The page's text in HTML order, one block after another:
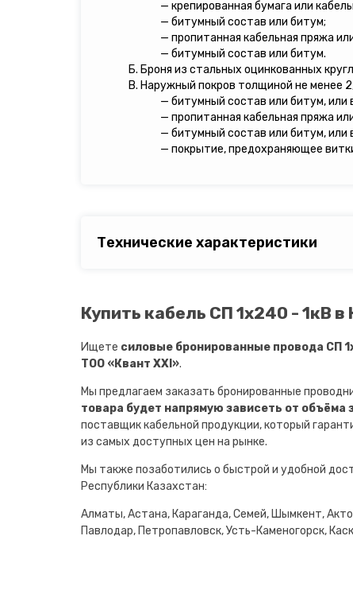
— крепированная бумага или
— битумный состав или битум;
— пропитанная кабельная пряжа
— битумный состав или битум.
Б. Броня из стальных оцинкованных
В. Наружный покров толщиной не менее
— битумный состав или битум, или
— пропитанная кабельная пряжа
— битумный состав или битум, или
— покрытие, предохраняющее
Технические характеристики
Купить кабель СП 1х240 - 1кВ в
Ищете силовые бронированные провода СП
ТОО «Квант XXI».
Мы предлагаем заказать бронированные
товара будет напрямую зависеть от объёма
поставщик кабельной продукции, который
из самых доступных цен на рынке.
Мы также позаботились о быстрой и удобной
Республики Казахстан:
Алматы, Астана, Караганда, Семей, Шымкент,
Павлодар, Петропавловск, Усть-Каменогорск,